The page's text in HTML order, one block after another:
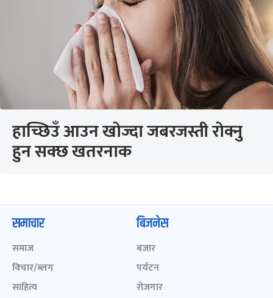
हाच्छिउँ आउन खोज्दा जबरजस्ती रोक्नु
हुन सक्छ खतरनाक
समाचार
समाज
विचार/ब्लग
साहित्य
बिजनेस
बजार
पर्यटन
रोजगार